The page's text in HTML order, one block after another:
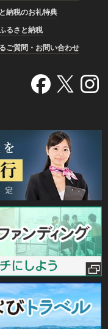
納税のお礼特典
るさと納税
ご質問・お問い合わせ